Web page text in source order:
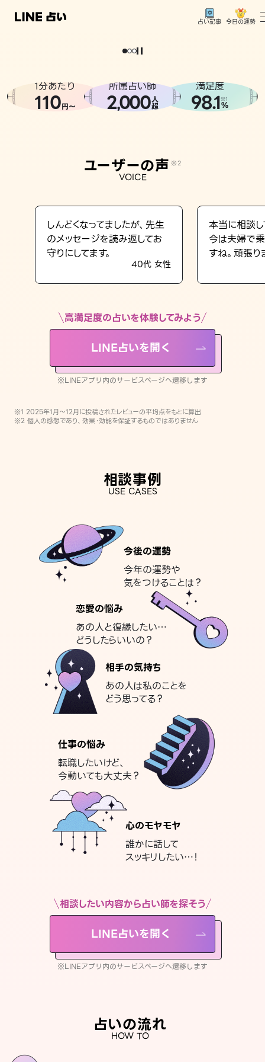
占い記事 今日の運勢
相談事例
LINE占いを開く
※LINEアプリ内のサービスページへ遷移します
どうせなら
。
1分あたり
110円〜
所属占い師
2,000人
超
満足度
98.1※1
%
ユーザーの声 ※2
VOICE
しんどくなってましたが、先生
のメッセージを読み返してお
守りにしてます。
40代 女性
本当に相談し
今は夫婦で
すね。頑張り
高満足度の占いを体験してみよう
LINE占いを開く
※LINEアプリ内のサービスページへ遷移します
※1 2025年1月〜12月に投稿されたレビューの平均点をもとに算出
※2 個人の感想であり、効果・効能を保証するものではありません
相談事例
USE CASES
今後の運勢
今年の運勢や
気をつけることは？
恋愛の悩み
あの人と復縁したい…
どうしたらいいの？
相手の気持ち
あの人は私のことを
どう思ってる？
仕事の悩み
転職したいけど、
今動いても大丈夫？
心のモヤモヤ
誰かに話して
スッキリしたい…！
相談したい内容から占い師を探そう
LINE占いを開く
※LINEアプリ内のサービスページへ遷移します
占いの流れ
HOW TO